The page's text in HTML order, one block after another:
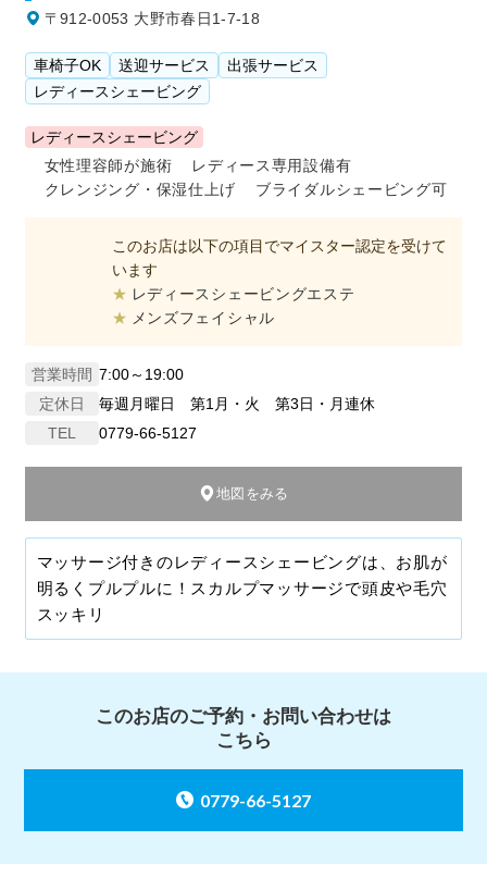
〒912-0053 大野市春日1-7-18
車椅子OK 送迎サービス
出張サービス
レディースシェービング
レディースシェービング
女性理容師が施術
レディース専用設備有
クレンジング・保湿仕上げ
ブライダルシェービング可
このお店は以下の項目でマイスター認定を受けて
います
レディースシェービングエステ
メンズフェイシャル
営業時間 7:00～19:00
定休日
毎週月曜日 第1月・火 第3日・月連休
TEL
0779-66-5127
地図をみる
マッサージ付きのレディースシェービングは、お肌が
明るくプルプルに！スカルプマッサージで頭皮や毛穴
スッキリ
このお店のご予約・お問い合わせは
こちら
0779-66-5127